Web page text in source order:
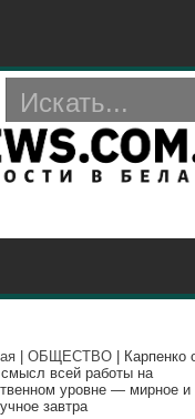
ОБЩЕСТВО
Карпенко
всей работы на
уровне — мирное и
завтра